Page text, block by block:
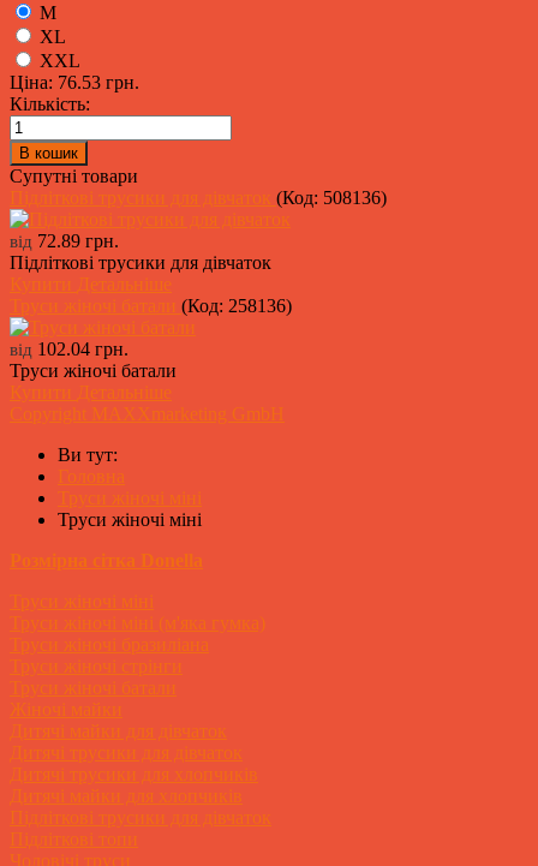
M
XL
XXL
Ціна: 76.53 грн.
Кількість:
Супутні товари
Підліткові трусики для дівчаток (Код: 508136)
від 72.89 грн.
Підліткові трусики для дівчаток
Купити Детальніше
Труси жіночі батали (Код: 258136)
від 102.04 грн.
Труси жіночі батали
Купити Детальніше
Copyright MAXXmarketing GmbH
Ви тут:
Головна
Труси жіночі міні
Труси жіночі міні
Розмірна сітка Donella
Труси жіночі міні
Труси жіночі міні (м'яка гумка)
Труси жіночі бразиліана
Труси жіночі стрінги
Труси жіночі батали
Жіночі майки
Дитячі майки для дівчаток
Дитячі трусики для дівчаток
Дитячі трусики для хлопчиків
Дитячі майки для хлопчиків
Підліткові трусики для дівчаток
Підліткові топи
Чоловічі труси